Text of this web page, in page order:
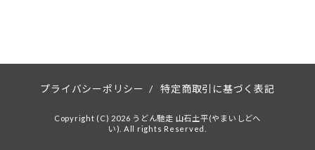
プライバシーポリシー / 特定商取引に基づく表記
Copyright (C) 2026 うどん馳走 山石土平(やまいしどへ
い). All rights Reserved.